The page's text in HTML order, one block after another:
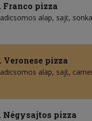
Franco pizza
alap sajt sonka
Veronese pizza
alap sajt
Négysajtos pizza